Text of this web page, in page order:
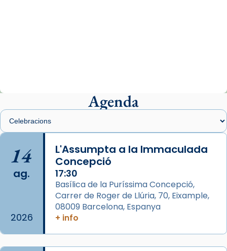
presidit aquest 27 de juliol la missa de Les
Santes de Mataró.
🔗
📸 J. Merino
Photo
View on Facebook ·
Arquebisbat de Barcelonais at Catedral
de Barcelona.
2 weeks ago
Agenda
14
ag.
2026
L'Assumpta a la Immaculada
Concepció
17:30
Basílica de la Puríssima Concepció,
Carrer de Roger de Llúria, 70, Eixample,
08009 Barcelona, Espanya
+ info